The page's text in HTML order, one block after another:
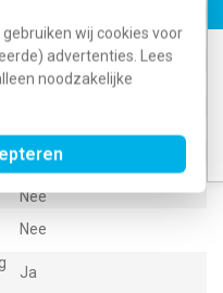
wij cookies voor
advertenties. Lees
noodzakelijke
1
Ja
Nee
Nee
Rond
Nee
Nee
Ja